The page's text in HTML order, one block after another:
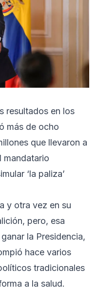
resultados en los
más de ocho
que llevaron a
mandatario
‘la paliza’
y otra vez en su
pero, esa
la Presidencia,
hace varios
tradicionales
a la salud.